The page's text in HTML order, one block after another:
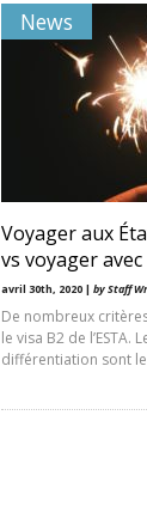
News
Voyager aux
vs voyager
avril 30th, 2020 | by Staff
De nombreux
le visa B2 de
différentiation sont